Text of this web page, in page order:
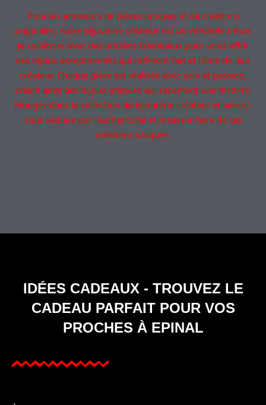
Pour les amateurs de pièces uniques et de créations
originales, notre bijouterie créateur est un véritable trésor.
Je collabore avec des artisans talentueux pour vous offrir
des bijoux exceptionnels qui reflètent l’art et l’âme de leur
créateur. Chaque pièce est réalisée avec soin et passion,
créant ainsi des bijoux uniques qui racontent une histoire.
Plongez dans la collection de bijouterie créateur et laissez-
vous séduire par l’authenticité et le savoir-faire de ces
créations uniques.
IDÉES CADEAUX - TROUVEZ LE
CADEAU PARFAIT POUR VOS
PROCHES À EPINAL